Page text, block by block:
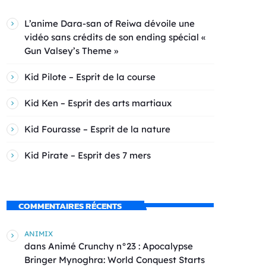
L’anime Dara-san of Reiwa dévoile une
vidéo sans crédits de son ending spécial «
Gun Valsey’s Theme »
Kid Pilote – Esprit de la course
Kid Ken – Esprit des arts martiaux
Kid Fourasse – Esprit de la nature
Kid Pirate – Esprit des 7 mers
COMMENTAIRES RÉCENTS
ANIMIX
dans Animé Crunchy n°23 : Apocalypse
Bringer Mynoghra: World Conquest Starts